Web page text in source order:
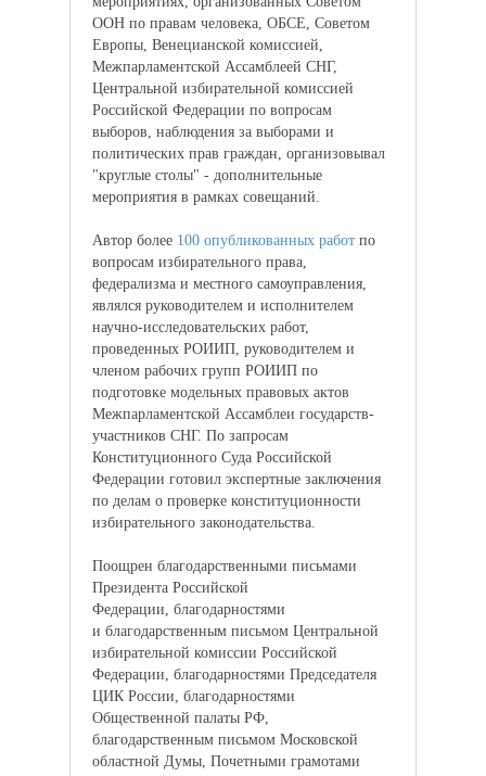
ООН по правам человека, ОБСЕ, Советом
Европы, Венецианской комиссией,
Межпарламентской Ассамблеей СНГ,
Центральной избирательной комиссией
Российской Федерации по вопросам
выборов, наблюдения за выборами и
политических прав граждан, организовывал
"круглые столы" - дополнительные
мероприятия в рамках совещаний.
Автор более 100 опубликованных работ по
вопросам избирательного права,
федерализма и местного самоуправления,
являлся руководителем и исполнителем
научно-исследовательских работ,
проведенных РОИИП, руководителем и
членом рабочих групп РОИИП по
подготовке модельных правовых актов
Межпарламентской Ассамблеи государств-
участников СНГ. По запросам
Конституционного Суда Российской
Федерации готовил экспертные заключения
по делам о проверке конституционности
избирательного законодательства.
Поощрен благодарственными письмами
Президента Российской
Федерации, благодарностями
и благодарственным письмом Центральной
избирательной комиссии Российской
Федерации, благодарностями Председателя
ЦИК России, благодарностями
Общественной палаты РФ,
благодарственным письмом Московской
областной Думы, Почетными грамотами